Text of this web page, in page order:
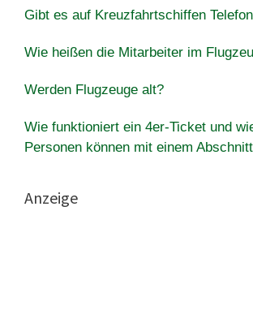
Gibt es auf Kreuzfahrtschiffen
Wie heißen die Mitarbeiter im
Werden Flugzeuge alt?
Wie funktioniert ein 4er-Ticket und
Personen können mit einem
Anzeige